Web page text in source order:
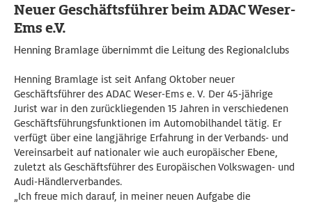
Neuer Geschäftsführer beim ADAC Weser-
Ems e.V.
Henning Bramlage übernimmt die Leitung des Regionalclubs
Henning Bramlage ist seit Anfang Oktober neuer
Geschäftsführer des ADAC Weser-Ems e. V. Der 45-jährige
Jurist war in den zurückliegenden 15 Jahren in verschiedenen
Geschäftsführungsfunktionen im Automobilhandel tätig. Er
verfügt über eine langjährige Erfahrung in der Verbands- und
Vereinsarbeit auf nationaler wie auch europäischer Ebene,
zuletzt als Geschäftsführer des Europäischen Volkswagen- und
Audi-Händlerverbandes.
„Ich freue mich darauf, in meiner neuen Aufgabe die